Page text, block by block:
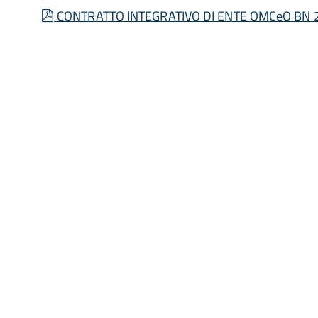
pdf
CONTRATTO INTEGRATIVO DI ENTE OMCeO